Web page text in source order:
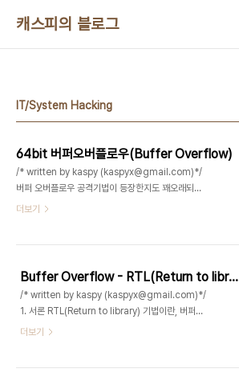
캐스피의 블로그
IT/System Hacking
64bit 버퍼오버플로우(Buffer Overflow)
/* written by kaspy (kaspyx@gmail.com)*/
버퍼 오버플로우 공격기법이 등장한지도 꽤오래되었
지만 64비트에서 공략하는 문서는 그리 많지않아서
64비트 리눅스 ELF 바이너리에서는 64비트 쉘코
드를 써야한다는것이다. 32비트 같은 경우에는 eax
레지스터에 0xb를 넣고 ebx에 "/bin/sh"의 문자열
의 주소, ecx,edx에는 0을 넣은뒤 int 0x80 어셈
블리를 실행하면 쉘이 쉘이 떴다. 그러나 64비트에
0x3b를 넣고, rsi와 rdx에 0을 넣은뒤 호출해야..
더보기
Buffer Overflow - RTL(Return to library) 기법
/* written by kaspy (kaspyx@gmail.com)*/
1. 서론 RTL(Return to library) 기법이란, 버퍼오
버플로우(Buffer Overflow, 이하 BOF) 취약점이
더보기